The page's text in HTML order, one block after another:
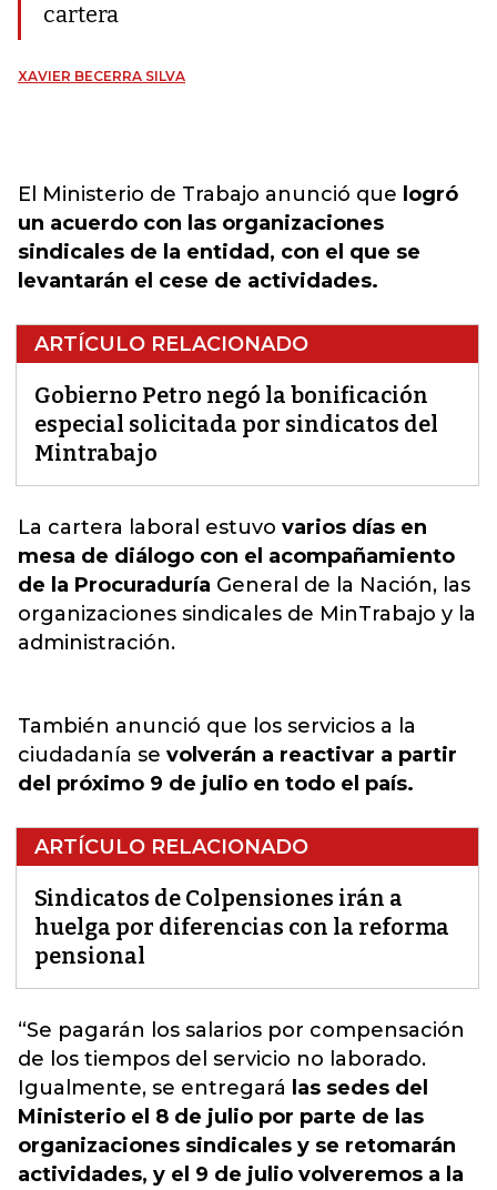
cartera
XAVIER BECERRA SILVA
El Ministerio de Trabajo anunció que logró
un acuerdo con las organizaciones
sindicales de la entidad, con el que se
levantarán el cese de actividades.
ARTÍCULO RELACIONADO
Gobierno Petro negó la bonificación
especial solicitada por sindicatos del
Mintrabajo
La cartera laboral estuvo varios días en
mesa de diálogo con el acompañamiento
de la Procuraduría General de la Nación, las
organizaciones sindicales de MinTrabajo y la
administración.
También anunció que los servicios a la
ciudadanía se volverán a reactivar a partir
del próximo 9 de julio en todo el país.
ARTÍCULO RELACIONADO
Sindicatos de Colpensiones irán a
huelga por diferencias con la reforma
pensional
“Se pagarán los salarios por compensación
de los tiempos del servicio no laborado.
Igualmente, se entregará las sedes del
Ministerio el 8 de julio por parte de las
organizaciones sindicales y se retomarán
actividades, y el 9 de julio volveremos a la